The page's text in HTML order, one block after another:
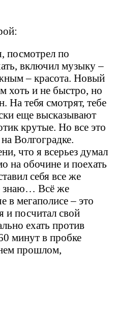
посмотрел по
включил музыку –
– красота. Новый
хоть и не быстро, но
На тебя смотрят, тебе
еще высказывают
крутые. Но все это
Волгоградке.
что я всерьез думал
на обочине и поехать
себя все же
знаю… Всё же
в мегаполисе – это
и посчитал свой
ехать против
минут в пробке
прошлом,